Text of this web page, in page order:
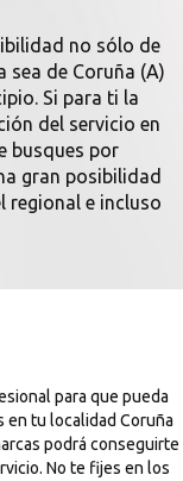
no sólo de
sea de Coruña (A)
Si para ti la
del servicio en
busques por
gran posibilidad
regional e incluso
para que pueda
en tu localidad Coruña
podrá conseguirte
No te fijes en los